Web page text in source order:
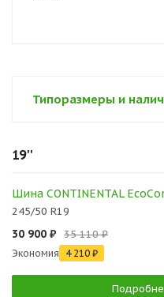
Типоразмеры и
19''
Шина CONTINENTAL
245/50 R19
30 900 ₽ 35 110 ₽
Экономия 4 210 ₽